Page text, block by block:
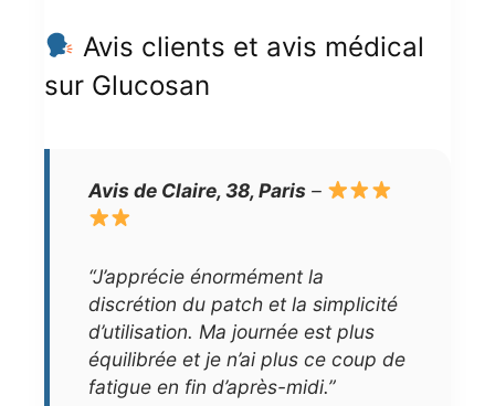
Avis clients et avis médical
sur Glucosan
Avis de Claire, 38, Paris –
“J’apprécie énormément la
discrétion du patch et la simplicité
d’utilisation. Ma journée est plus
équilibrée et je n’ai plus ce coup de
fatigue en fin d’après-midi.”